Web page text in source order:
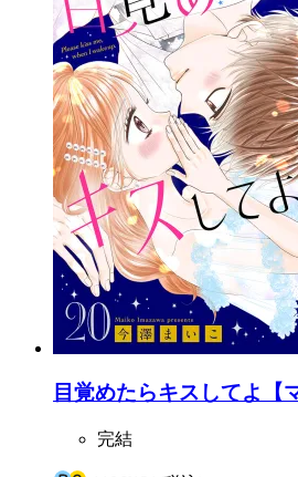
目覚めたらキスしてよ【
完結